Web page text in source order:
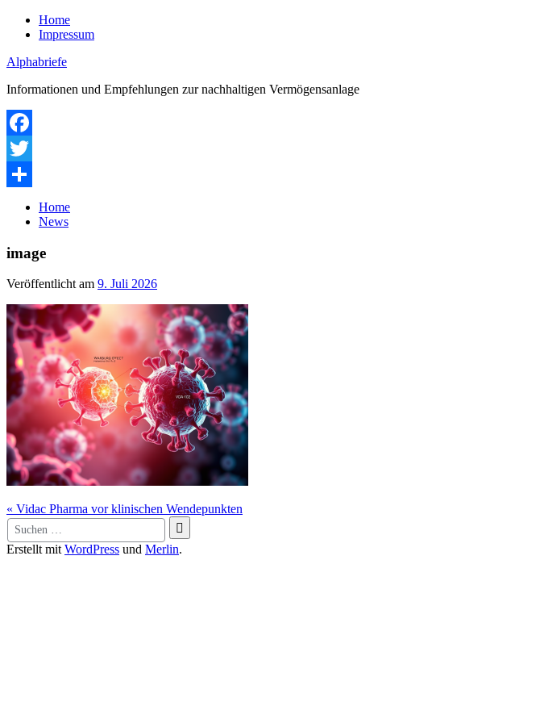
Zum
Inhalt
Home
Impressum
Alphabriefe
Informationen und Empfehlungen zur nachhaltigen Vermögensanlage
Facebook
Twitter
Home
News
image
Veröffentlicht am 9. Juli 2026
Beitragsnavigation
« Vidac Pharma vor klinischen Wendepunkten
Suche
nach:
Erstellt mit WordPress und Merlin.